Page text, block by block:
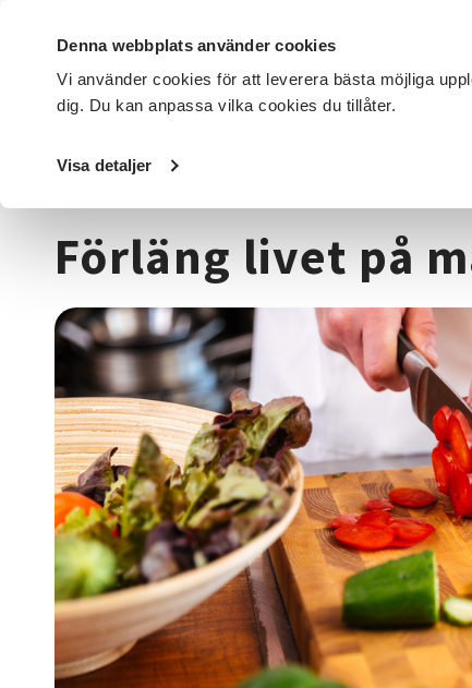
Denna webbplats använder cookies
Vi använder cookies för att leverera bästa möjliga
dig. Du kan anpassa vilka cookies du tillåter.
Visa detaljer
DET HÄR GÖR VI FÖR DIG SOM SÖK KURSER OCH
Startsida / Kurser och evenemang
Förläng livet på